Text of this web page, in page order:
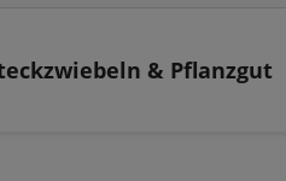
& Pflanzgut